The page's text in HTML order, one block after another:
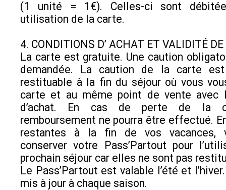
(1 unité = 1€). Celles-ci sont
utilisation de la carte.
4. CONDITIONS D’ ACHAT ET VALIDITÉ
La carte est gratuite. Une caution
demandée. La caution de la carte est
restituable à la fin du séjour où vous
carte et au même point de vente
d’achat. En cas de perte de la
remboursement ne pourra être effectué.
restantes à la fin de vos vacances,
conserver votre Pass’Partout pour
prochain séjour car elles ne sont pas
Le Pass’Partout est valable l’été et
mis à jour à chaque saison.